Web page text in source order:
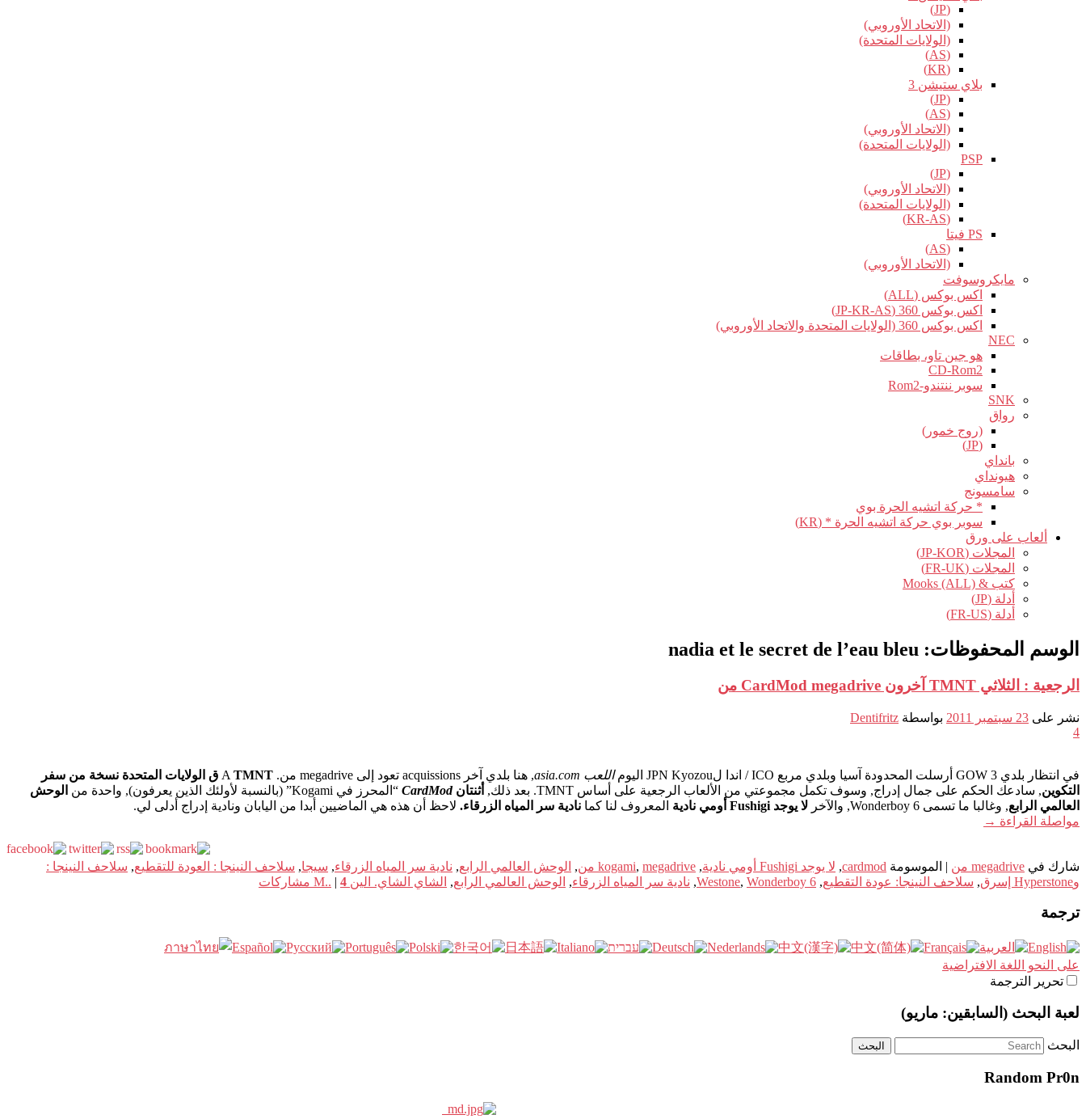
(JP)
(الاتحاد الأوروبي)
(الولايات المتحدة)
(AS)
(KR)
بلاي ستيشن 3
(JP)
(AS)
(الاتحاد الأوروبي)
(الولايات المتحدة)
PSP
(JP)
(الاتحاد الأوروبي)
(الولايات المتحدة)
(KR-AS)
PS فيتا
(AS)
(الاتحاد الأوروبي)
مايكروسوفت
اكس بوكس (ALL)
اكس بوكس 360 (JP-KR-AS)
اكس بوكس 360 (الولايات المتحدة والاتحاد الأوروبي)
NEC
هو جين تاو، بطاقات
CD-Rom2
سوبر ننتندو-Rom2
SNK
رواق
(روج خمور)
(JP)
بانداي
هيونداي
سامسونج
* حركة اتشيه الحرة بوي
سوبر بوي حركة اتشيه الحرة * (KR)
ألعاب على ورق
المجلات (JP-KOR)
المجلات (FR-UK)
كتب & Mooks (ALL)
أدلة (JP)
أدلة (FR-US)
الوسم المحفوظات: nadia et le secret de l’eau bleu
الرجعية : الثلاثي TMNT آخرون CardMod megadrive من
نشر على 23 سبتمبر 2011 بواسطة Dentifritz
4
في انتظار بلدي GOW 3 أرسلت المحدودة آسيا وبلدي مربع ICO / اندا لJPN Kyozou اليوم اللعب asia.com , هنا بلدي آخر acquissions تعود إلى megadrive من. A
TMNT ق الولايات المتحدة نسخة من سفر
التكوين, سادعك الحكم على جمال إدراج, وسوف تكمل مجموعتي من الألعاب الرجعية على أساس TMNT. بعد ذلك, أثنتانCardMod “المحرز في Kogami” (بالنسبة لأولئك الذين يعرفون), واحدة من
الوحش
العالمي الرابع, وغالبا ما تسمى Wonderboy 6, والآخر لا يوجد Fushigi أومي نادية المعروف لنا كما نادية سر المياه الزرقاء. لاحظ أن هذه هي الماضيين أبدا من اليابان ونادية إدراج أدلى لي.
مواصلة القراءة →
شارك في megadrive من | الموسومة cardmod
, لا يوجد Fushigi أومي نادية ,
kogami, megadrive من , الوحش العالمي الرابع, نادية سر المياه الزرقاء, سيجا, سلاحف النينجا : العودة للتقطيع, سلاحف النينجا :
وHyperstone إسرق
, سلاحف النينجا: عودة التقطيع,
Westone, Wonderboy 6
, نادية سر المياه الزرقاء, الوحش العالمي الرابع, الشاي الشاي. الين M.. | 4 مشاركات
ترجمة
على النحو اللغة الافتراضية
تحرير الترجمة
لعبة البحث (السابقين: ماريو)
البحث
Random Pr0n